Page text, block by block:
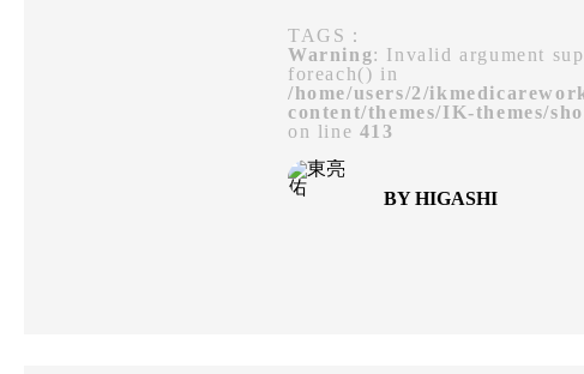
TAGS：
Warning: Invalid argument
foreach() in
/home/users/2/
content/themes/IK-themes/
on line 413
BY HIGASHI